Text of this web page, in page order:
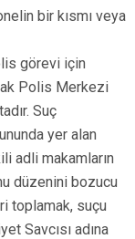
bir kısmı veya
görevi için
Polis Merkezi
Suç
yer alan
adli makamların
düzenini bozucu
toplamak, suçu
Savcısı adına